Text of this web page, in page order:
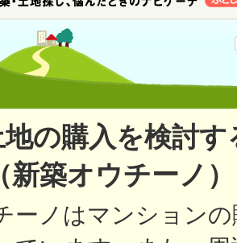
の購入を検討
築オウチーノ
ーノはマンション